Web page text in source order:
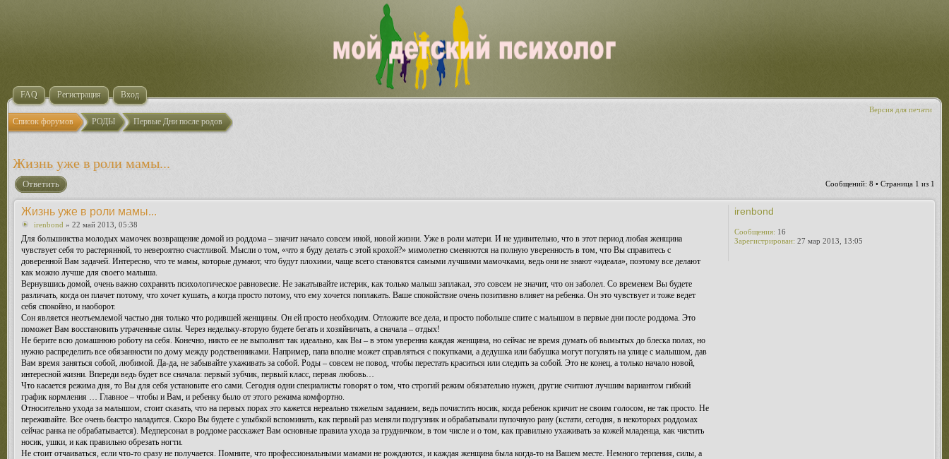
FAQ Регистрация Вход
Версия для печати
Список форумов РОДЫ Первые Дни после родов
Жизнь уже в роли мамы...
Ответить Сообщений: 8 • Страница 1 из 1
Жизнь уже в роли мамы...
irenbond » 22 май 2013, 05:38
Для большинства молодых мамочек возвращение домой из роддома – значит начало совсем иной, новой жизни. Уже в роли матери. И не удивительно, что в этот период любая женщина
чувствует себя то растерянной, то невероятно счастливой. Мысли о том, «что я буду делать с этой крохой?» мимолетно сменяются на полную уверенность в том, что Вы справитесь с
доверенной Вам задачей. Интересно, что те мамы, которые думают, что будут плохими, чаще всего становятся самыми лучшими мамочками, ведь они не знают «идеала», поэтому все делают
как можно лучше для своего малыша.
Вернувшись домой, очень важно сохранять психологическое равновесие. Не закатывайте истерик, как только малыш заплакал, это совсем не значит, что он заболел. Со временем Вы будете
различать, когда он плачет потому, что хочет кушать, а когда просто потому, что ему хочется поплакать. Ваше спокойствие очень позитивно влияет на ребенка. Он это чувствует и тоже ведет
себя спокойно, и наоборот.
Сон является неотъемлемой частью дня только что родившей женщины. Он ей просто необходим. Отложите все дела, и просто побольше спите с малышом в первые дни после роддома. Это
поможет Вам восстановить утраченные силы. Через недельку-вторую будете бегать и хозяйничать, а сначала – отдых!
Не берите всю домашнюю роботу на себя. Конечно, никто ее не выполнит так идеально, как Вы – в этом уверенна каждая женщина, но сейчас не время думать об вымытых до блеска полах, но
нужно распределить все обязанности по дому между родственниками. Например, папа вполне может справляться с покупками, а дедушка или бабушка могут погулять на улице с малышом, дав
Вам время заняться собой, любимой. Да-да, не забывайте ухаживать за собой. Роды – совсем не повод, чтобы перестать краситься или следить за собой. Это не конец, а только начало новой,
интересной жизни. Впереди ведь будет все сначала: первый зубчик, первый класс, первая любовь…
Что касается режима дня, то Вы для себя установите его сами. Сегодня одни специалисты говорят о том, что строгий режим обязательно нужен, другие считают лучшим вариантом гибкий
график кормления … Главное – чтобы и Вам, и ребенку было от этого режима комфортно.
Относительно ухода за малышом, стоит сказать, что на первых порах это кажется нереально тяжелым заданием, ведь почистить носик, когда ребенок кричит не своим голосом, не так просто. Не
переживайте. Все очень быстро наладится. Скоро Вы будете с улыбкой вспоминать, как первый раз меняли подгузник и обрабатывали пупочную рану (кстати, сегодня, в некоторых роддомах
сейчас ранка не обрабатывается). Медперсонал в роддоме расскажет Вам основные правила ухода за грудничком, в том числе и о том, как правильно ухаживать за кожей младенца, как чистить
носик, ушки, и как правильно обрезать ногти.
Не стоит отчаиваться, если что-то сразу не получается. Помните, что профессиональными мамами не рождаются, и каждая женщина была когда-то на Вашем месте. Немного терпения, силы, а
irenbond
Сообщения: 16
Зарегистрирован: 27 мар 2013, 13:05